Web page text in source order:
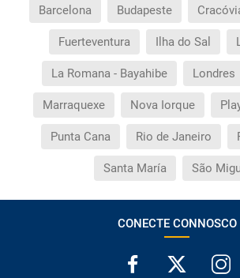
Barcelona Budapeste
Fuerteventura Ilha do Sal
La Romana - Bayahibe Londres
Marraquexe Nova Iorque
Punta Cana Rio de Janeiro
Santa María São
CONECTE CONNOSCO